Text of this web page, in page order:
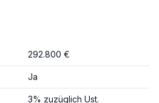
292.800 €
Ja
3% zuzüglich Ust.